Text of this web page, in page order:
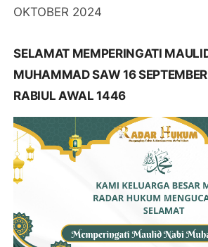
OKTOBER 2024
SELAMAT MEMPERINGATI
MUHAMMAD SAW 16
RABIUL AWAL 1446